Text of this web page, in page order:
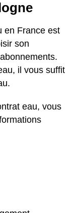
en France est
son
il vous suffit
eau, vous